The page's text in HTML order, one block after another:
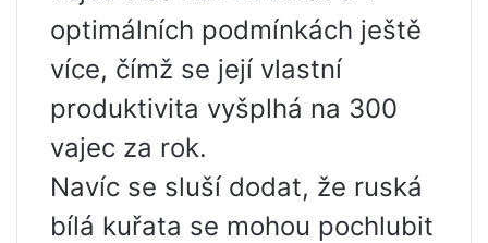
optimálních podmínkách ještě
více, čímž se její vlastní
produktivita vyšplhá na 300
vajec za rok.
Navíc se sluší dodat, že ruská
bílá kuřata se mohou pochlubit